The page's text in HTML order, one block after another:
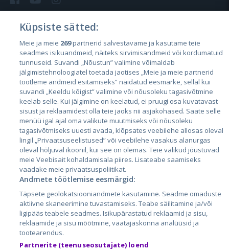
Riigid
Eesti
Läti
Leedu
City24.lv
City24.ee
GetaPro.lv
GetaPro.ee
CVbankas.lt
Kainos.lt
Paslaugos.lt
auto24.ee
Küpsiste sätted:
Meie ja meie 269partnerid salvestavame ja kasutame teie
seadmes isikuandmeid, näiteks sirvimisandmeid või kordumatuid
tunnuseid. Suvandi „Nõustun” valimine võimaldab
jälgimistehnoloogiatel toetada jaotises „Meie ja meie partnerid
töötleme andmeid esitamiseks” näidatud eesmärke, sellal kui
suvandi „Keeldu kõigist” valimine või nõusoleku tagasivõtmine
keelab selle. Kui jälgimine on keelatud, ei pruugi osa kuvatavast
sisust ja reklaamidest olla teie jaoks nii asjakohased. Saate selle
menüü igal ajal oma valikute muutmiseks või nõusoleku
tagasivõtmiseks uuesti avada, klõpsates veebilehe allosas oleval
lingil „Privaatsuseelistused” või veebilehe vasakus alanurgas
oleval hõljuval ikoonil, kui see on olemas. Teie valikud jõustuvad
meie Veebisait kohaldamisala piires. Lisateabe saamiseks
vaadake meie privaatsuspoliitikat.
Andmete töötlemise eesmärgid:
Täpsete geolokatsiooniandmete kasutamine. Seadme omaduste
aktiivne skaneerimine tuvastamiseks. Teabe säilitamine ja/või
ligipääs teabele seadmes. Isikupärastatud reklaamid ja sisu,
reklaamide ja sisu mõõtmine, vaatajaskonna analüüsid ja
tootearendus.
Partnerite (teenuseosutajate) loend